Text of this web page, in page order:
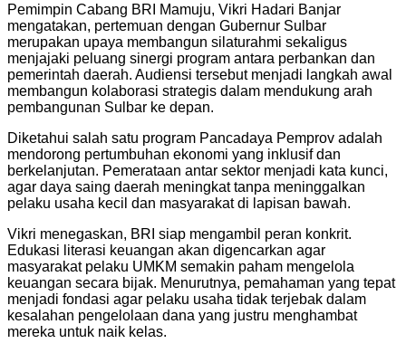
Pemimpin Cabang BRI Mamuju, Vikri Hadari Banjar
mengatakan, pertemuan dengan Gubernur Sulbar
merupakan upaya membangun silaturahmi sekaligus
menjajaki peluang sinergi program antara perbankan dan
pemerintah daerah. Audiensi tersebut menjadi langkah awal
membangun kolaborasi strategis dalam mendukung arah
pembangunan Sulbar ke depan.
Diketahui salah satu program Pancadaya Pemprov adalah
mendorong pertumbuhan ekonomi yang inklusif dan
berkelanjutan. Pemerataan antar sektor menjadi kata kunci,
agar daya saing daerah meningkat tanpa meninggalkan
pelaku usaha kecil dan masyarakat di lapisan bawah.
Vikri menegaskan, BRI siap mengambil peran konkrit.
Edukasi literasi keuangan akan digencarkan agar
masyarakat pelaku UMKM semakin paham mengelola
keuangan secara bijak. Menurutnya, pemahaman yang tepat
menjadi fondasi agar pelaku usaha tidak terjebak dalam
kesalahan pengelolaan dana yang justru menghambat
mereka untuk naik kelas.